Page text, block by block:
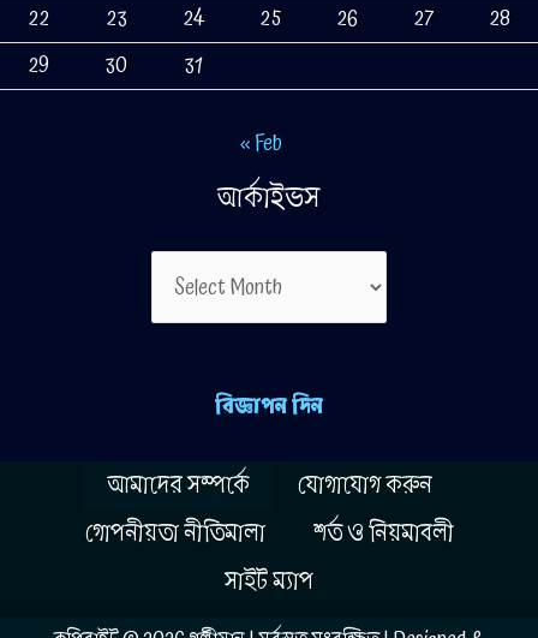
22
23 24 25 26 27
28
29
30 31
« Feb
আর্কাইভস
আর্কাইভস
বিজ্ঞাপন দিন
আমাদের সম্পর্কে
যোগাযোগ করুন
গোপনীয়তা নীতিমালা
শর্ত ও নিয়মাবলী
সাইট ম্যাপ